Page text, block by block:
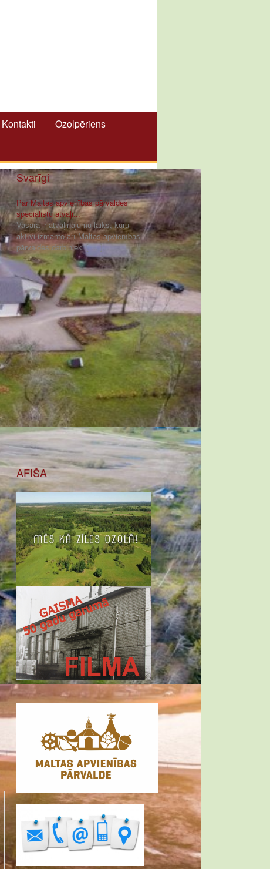
Kontakti
Ozolpēriens
Svarīgi
Par Maltas apvienības pārvaldes
speciālistu atvaļi...
Vasara ir atvaļinājumu laiks, kuru
aktīvi izmanto arī Maltas apvienības
pārvaldes darbinieki [ ... ]
AFIŠA